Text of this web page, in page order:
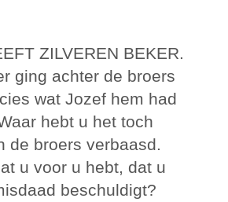
ZILVEREN BEKER.
ging achter de broers
wat Jozef hem had
hebt u het toch
de broers verbaasd.
u voor u hebt, dat u
beschuldigt?